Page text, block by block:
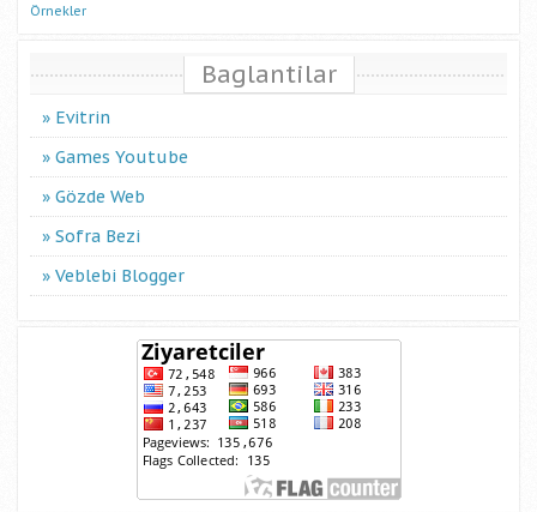
Örnekler
Baglantilar
Evitrin
Games Youtube
Gözde Web
Sofra Bezi
Veblebi Blogger